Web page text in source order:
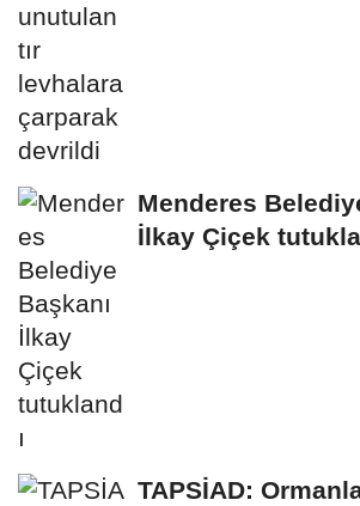
Menderes
İlkay Çiçek
TAPSİAD: